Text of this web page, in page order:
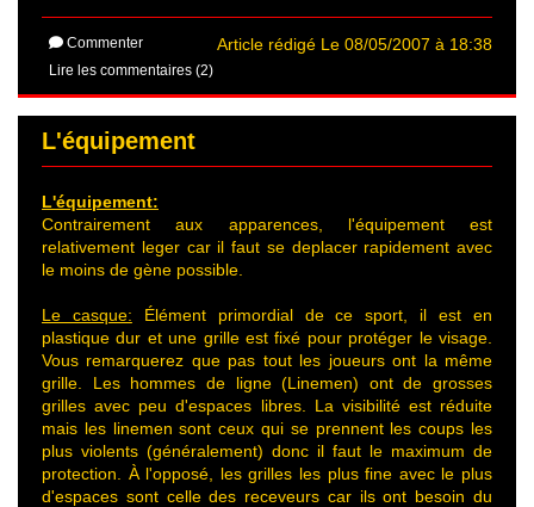
Article rédigé Le 08/05/2007 à 18:38
Commenter
Lire les commentaires (2)
L'équipement
L'équipement:
Contrairement aux apparences, l'équipement est
relativement leger car il faut se deplacer rapidement avec
le moins de gène possible.
Le casque: Élément primordial de ce sport, il est en
plastique dur et une grille est fixé pour protéger le visage.
Vous remarquerez que pas tout les joueurs ont la même
grille. Les hommes de ligne (Linemen) ont de grosses
grilles avec peu d'espaces libres. La visibilité est réduite
mais les linemen sont ceux qui se prennent les coups les
plus violents (généralement) donc il faut le maximum de
protection. À l'opposé, les grilles les plus fine avec le plus
d'espaces sont celle des receveurs car ils ont besoin du